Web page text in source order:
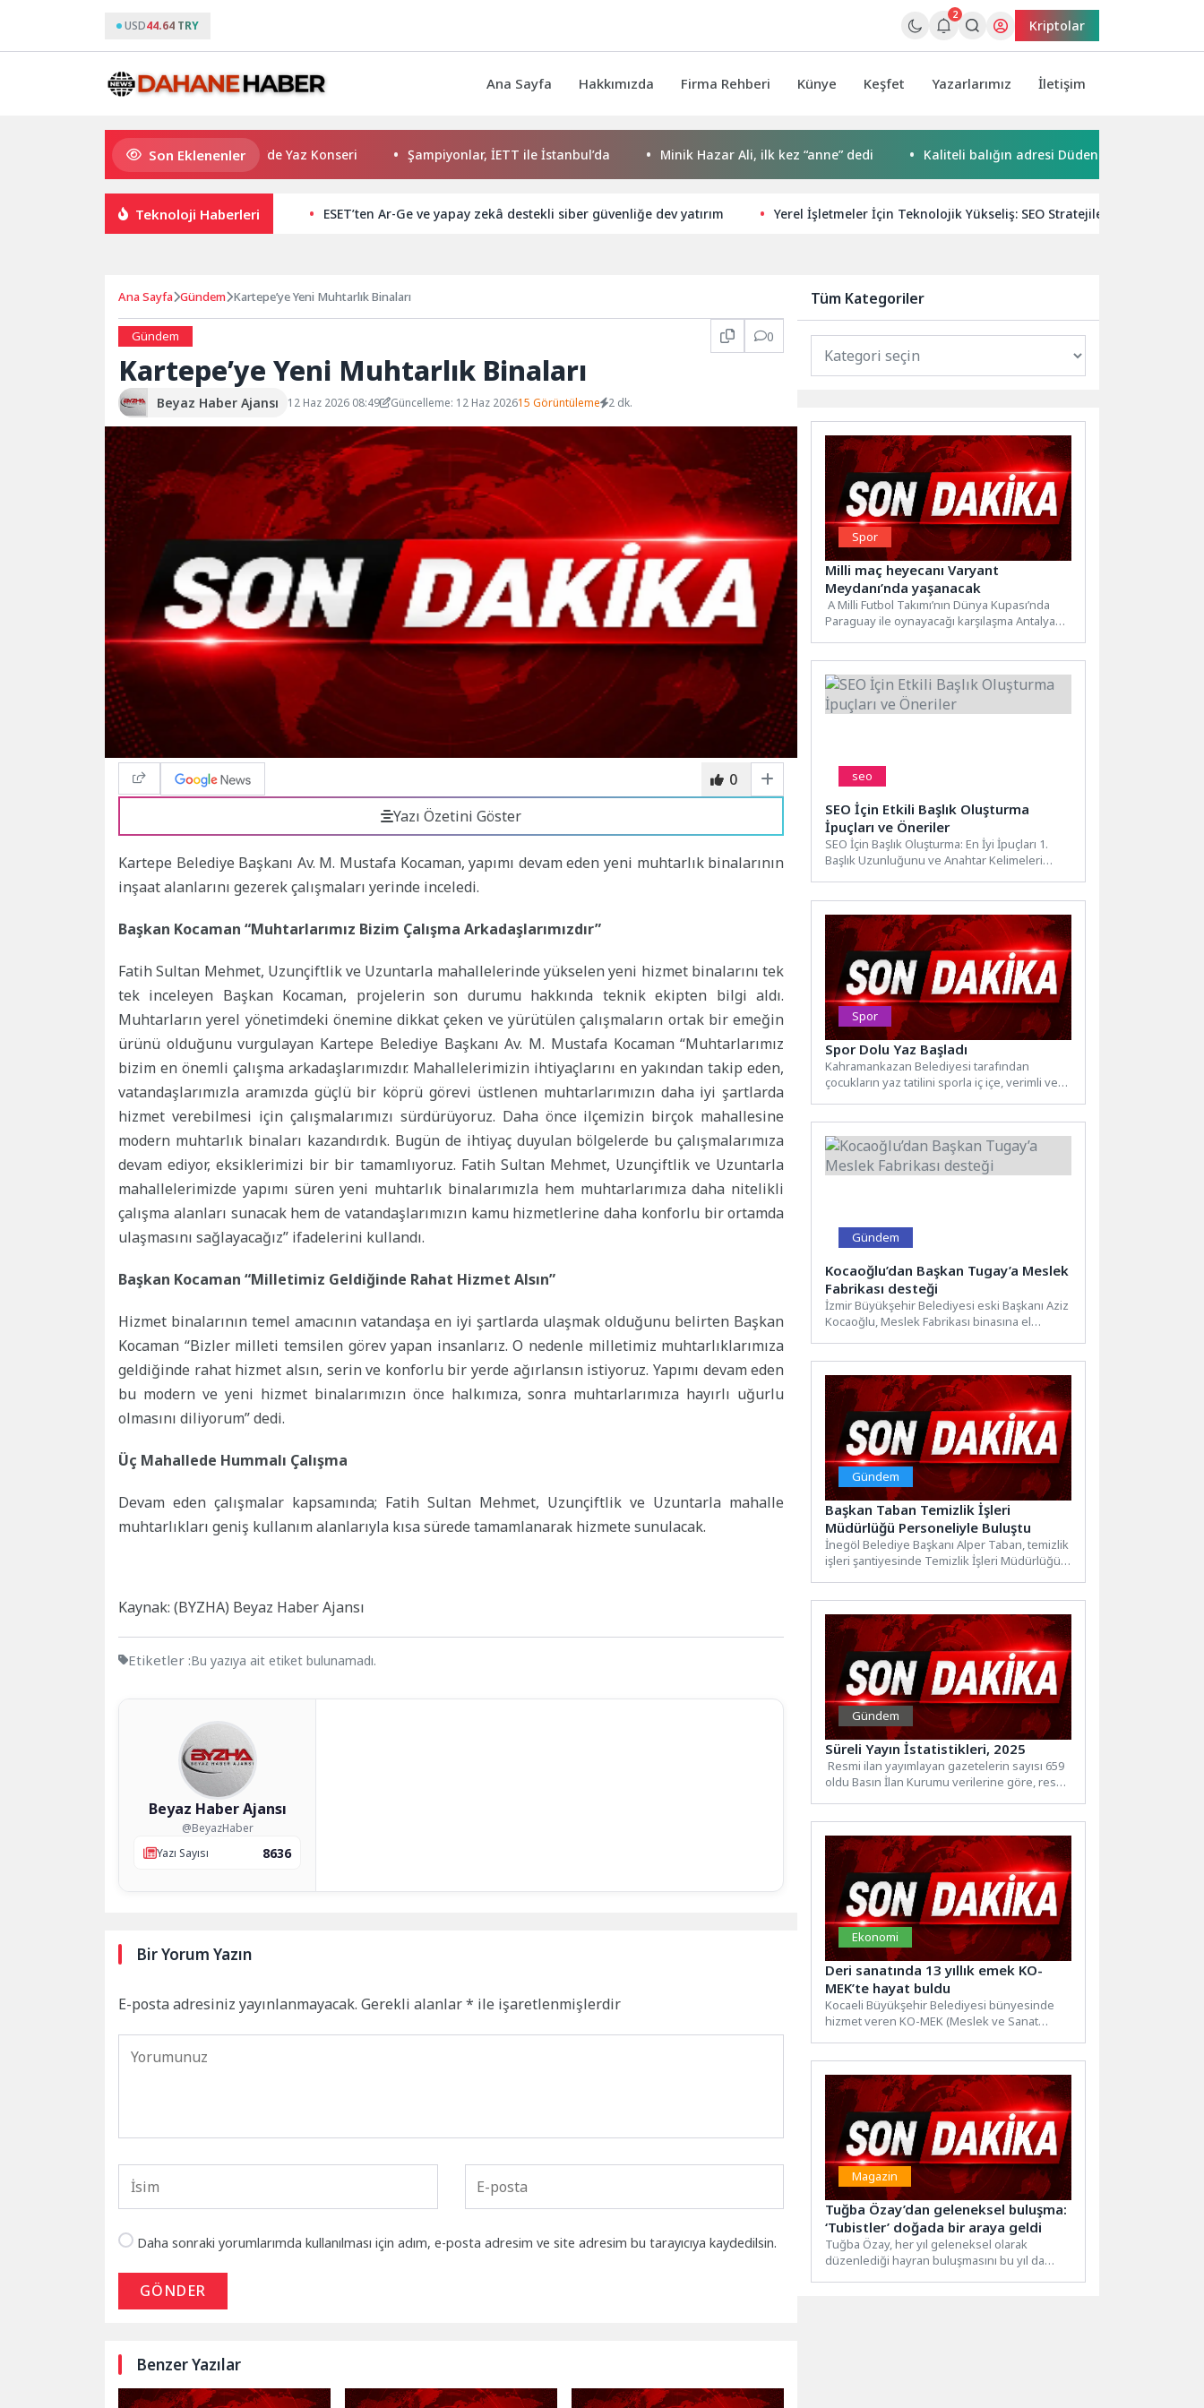
USD44.64 TRY
2
Kriptolar
Ana Sayfa Hakkımızda Firma Rehberi Künye Keşfet Yazarlarımız İletişim
Son Eklenenler
Başkan Çerçioğlu’ndan Didim’de Yaz Konseri Şampiyonlar, İETT ile İstanbul’da Minik Hazar Ali, ilk kez “anne” dedi Kaliteli balığın adresi Düden Balık Çarşısı
Teknoloji Haberleri ESET’ten Ar-Ge ve yapay zekâ destekli siber güvenliğe dev yatırım Yerel İşletmeler İçin Teknolojik Yükseliş: SEO Stratejileri
Ana Sayfa Gündem Kartepe’ye Yeni Muhtarlık Binaları
Gündem 0
Kartepe’ye Yeni Muhtarlık Binaları
Beyaz Haber Ajansı 12 Haz 2026 08:49 Güncelleme: 12 Haz 202615 Görüntüleme 2 dk.
0
Yazı Özetini Göster
Kartepe Belediye Başkanı Av. M. Mustafa Kocaman, yapımı devam eden yeni muhtarlık binalarının
inşaat alanlarını gezerek çalışmaları yerinde inceledi.
Başkan Kocaman “Muhtarlarımız Bizim Çalışma Arkadaşlarımızdır”
Fatih Sultan Mehmet, Uzunçiftlik ve Uzuntarla mahallelerinde yükselen yeni hizmet binalarını tek
tek inceleyen Başkan Kocaman, projelerin son durumu hakkında teknik ekipten bilgi aldı.
Muhtarların yerel yönetimdeki önemine dikkat çeken ve yürütülen çalışmaların ortak bir emeğin
ürünü olduğunu vurgulayan Kartepe Belediye Başkanı Av. M. Mustafa Kocaman “Muhtarlarımız
bizim en önemli çalışma arkadaşlarımızdır. Mahallelerimizin ihtiyaçlarını en yakından takip eden,
vatandaşlarımızla aramızda güçlü bir köprü görevi üstlenen muhtarlarımızın daha iyi şartlarda
hizmet verebilmesi için çalışmalarımızı sürdürüyoruz. Daha önce ilçemizin birçok mahallesine
modern muhtarlık binaları kazandırdık. Bugün de ihtiyaç duyulan bölgelerde bu çalışmalarımıza
devam ediyor, eksiklerimizi bir bir tamamlıyoruz. Fatih Sultan Mehmet, Uzunçiftlik ve Uzuntarla
mahallelerimizde yapımı süren yeni muhtarlık binalarımızla hem muhtarlarımıza daha nitelikli
çalışma alanları sunacak hem de vatandaşlarımızın kamu hizmetlerine daha konforlu bir ortamda
ulaşmasını sağlayacağız” ifadelerini kullandı.
Başkan Kocaman “Milletimiz Geldiğinde Rahat Hizmet Alsın”
Hizmet binalarının temel amacının vatandaşa en iyi şartlarda ulaşmak olduğunu belirten Başkan
Kocaman “Bizler milleti temsilen görev yapan insanlarız. O nedenle milletimiz muhtarlıklarımıza
geldiğinde rahat hizmet alsın, serin ve konforlu bir yerde ağırlansın istiyoruz. Yapımı devam eden
bu modern ve yeni hizmet binalarımızın önce halkımıza, sonra muhtarlarımıza hayırlı uğurlu
olmasını diliyorum” dedi.
Üç Mahallede Hummalı Çalışma
Devam eden çalışmalar kapsamında; Fatih Sultan Mehmet, Uzunçiftlik ve Uzuntarla mahalle
muhtarlıkları geniş kullanım alanlarıyla kısa sürede tamamlanarak hizmete sunulacak.
Kaynak: (BYZHA) Beyaz Haber Ajansı
Etiketler :Bu yazıya ait etiket bulunamadı.
Beyaz Haber Ajansı
@BeyazHaber
Yazı Sayısı
8636
Bir Yorum Yazın
E-posta adresiniz yayınlanmayacak. Gerekli alanlar* ile işaretlenmişlerdir
Daha sonraki yorumlarımda kullanılması için adım, e-posta adresim ve site adresim bu tarayıcıya kaydedilsin.
GÖNDER
Benzer Yazılar
Tüm Kategoriler
Spor
Milli maç heyecanı Varyant
Meydanı’nda yaşanacak
A Milli Futbol Takımı’nın Dünya Kupası’nda
Paraguay ile oynayacağı karşılaşma Antalya
seo
SEO İçin Etkili Başlık Oluşturma
İpuçları ve Öneriler
SEO İçin Başlık Oluşturma: En İyi İpuçları 1.
Başlık Uzunluğunu ve Anahtar Kelimeleri
Spor
Spor Dolu Yaz Başladı
Kahramankazan Belediyesi tarafından
çocukların yaz tatilini sporla iç içe, verimli ve
Gündem
Kocaoğlu’dan Başkan Tugay’a Meslek
Fabrikası desteği
İzmir Büyükşehir Belediyesi eski Başkanı Aziz
Kocaoğlu, Meslek Fabrikası binasına el
Gündem
Başkan Taban Temizlik İşleri
Müdürlüğü Personeliyle Buluştu
İnegöl Belediye Başkanı Alper Taban, temizlik
işleri şantiyesinde Temizlik İşleri Müdürlüğü
Gündem
Süreli Yayın İstatistikleri, 2025
Resmi ilan yayımlayan gazetelerin sayısı 659
oldu Basın İlan Kurumu verilerine göre, resmi
Ekonomi
Deri sanatında 13 yıllık emek KO-
MEK’te hayat buldu
Kocaeli Büyükşehir Belediyesi bünyesinde
hizmet veren KO-MEK (Meslek ve Sanat
Magazin
Tuğba Özay’dan geleneksel buluşma:
‘Tubistler’ doğada bir araya geldi
Tuğba Özay, her yıl geleneksel olarak
düzenlediği hayran buluşmasını bu yıl da